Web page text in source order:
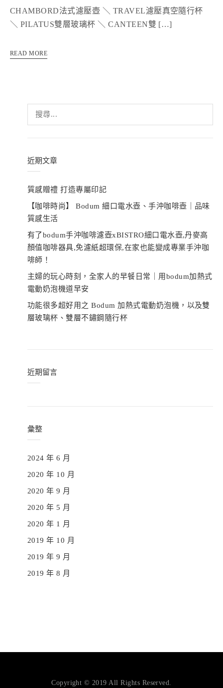
CHAMBORD法式濾壓壺 ＼ TRAVEL濾壓真空隨行杯
＼ PILATUS雙層玻璃杯 ＼ CANTEEN雙 […]
READ MORE
字:
近期文章
質感贈禮 打造專屬印記
【咖啡時尚】 Bodum 細口電水壺、手沖咖啡壺｜品味
質感生活
有了bodum手沖咖啡濾壺xBISTRO細口電水壺,丹麥高
顏值咖啡器具,免濾紙超環保,在家也能變成專業手沖咖
啡師！
主婦的玩心時刻，全家人的早餐日常｜用bodum加熱式
電動奶泡機道早安
功能很多超好用之 Bodum 加熱式電動奶泡機，以及雙
層玻璃杯、雙層不鏽鋼隨行杯
近期留言
彙整
2024 年 6 月
2020 年 10 月
2020 年 9 月
2020 年 5 月
2020 年 1 月
2019 年 10 月
2019 年 9 月
2019 年 8 月
Copyright © 2019 All Rights Reserved.